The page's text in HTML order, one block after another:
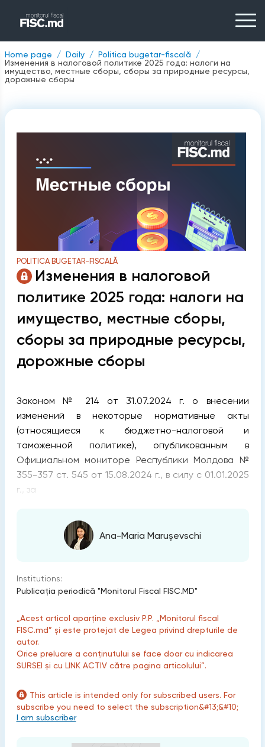
Home page Daily
Politica bugetar-fiscală
Изменения в налоговой политике 2025 года: налоги на
имущество, местные сборы, сборы за природные ресурсы,
дорожные сборы
POLITICA BUGETAR-FISCALĂ
Изменения в налоговой
политике 2025 года: налоги на
имущество, местные сборы,
сборы за природные ресурсы,
дорожные сборы
Законом № 214 от 31.07.2024 г. о внесении
изменений в некоторые нормативные акты
(относящиеся к бюджетно-налоговой и
таможенной политике), опубликованным в
Официальном мониторе Республики Молдова №
355-357 ст. 545 от 15.08.2024 г., в силу с 01.01.2025
г., за
Ana-Maria Marușevschi
Institutions:
Publicaţia periodică "Monitorul Fiscal FISC.MD"
„Acest articol aparține exclusiv P.P. „Monitorul fiscal
FISC.md” și este protejat de Legea privind drepturile de
autor.
Orice preluare a conținutului se face doar cu indicarea
SURSEI și cu LINK ACTIV către pagina articolului”.
This article is intended only for subscribed users. For
subscribe you need to select the subscription&#13;&#10;
I am subscriber